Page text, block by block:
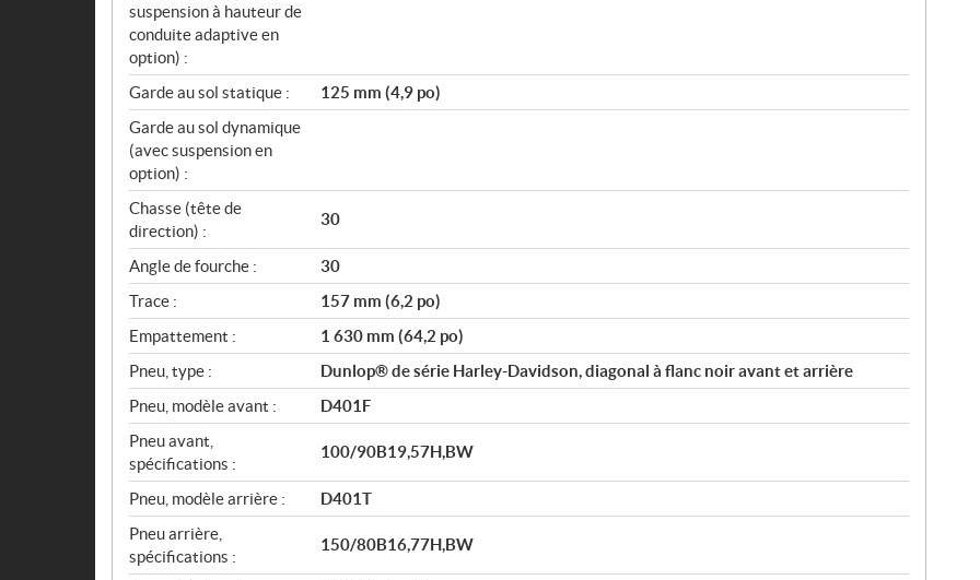
suspension à hauteur de
conduite adaptive en
option) :
Garde au sol statique :
125 mm (4,9 po)
Garde au sol dynamique
(avec suspension en
option) :
Chasse (tête de
direction) :
30
Angle de fourche :
30
Trace :
157 mm (6,2 po)
Empattement :
1 630 mm (64,2 po)
Pneu, type :
Dunlop® de série Harley-Davidson, diagonal à flanc noir avant et arrière
Pneu, modèle avant :
D401F
Pneu avant,
spécifications :
100/90B19,57H,BW
Pneu, modèle arrière :
D401T
Pneu arrière,
spécifications :
150/80B16,77H,BW